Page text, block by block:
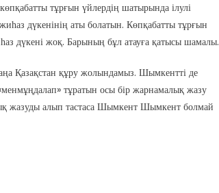
тұрғын үйлердің шатырында ілулі
дүкенінің аты болатын. Көпқабатты тұрғын
дүкені жоқ. Барының бұл атауға қатысы шамалы.
Қазақстан құру жолындамыз. Шымкентті де
тұратын осы бір жарнамалық жазу
жазуды алып тастаса Шымкент Шымкент болмай